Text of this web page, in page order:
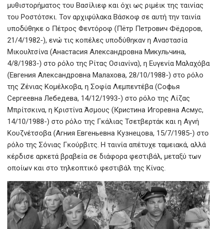
μυθιστορήματος του Βασίλιεφ και όχι ως ριμέικ της ταινίας
του Ροστότσκι. Τον αρχιφύλακα Βάσκοφ σε αυτή την ταινία
υποδύθηκε ο Πέτρος Φεντόροφ (Пётр Петрович Фёдоров,
21/4/1982-), ενώ τις κοπέλες υποδύθηκαν η Αναστασία
Μικουλτσίνα (Анастасия Александровна Микульчина,
4/8/1983-) στο ρόλο της Ρίτας Οσιανίνα), η Ευγενία Μαλαχόβα
(Евгения Александровна Малахова, 28/10/1988-) στο ρόλο
της Ζένιας Κομέλκοβα, η Σοφία Λεμπεντέβα (Софья
Сергеевна Лебедева, 14/12/1993-) στο ρόλο της Λίζας
Μπρίτσκινα, η Κριστίνα Άσμους (Кристина Игоревна Асмус,
14/10/1988-) στο ρόλο της Γκάλιας Τσετβερτάκ και η Αγνή
Κουζνέτσοβα (Агния Евгеньевна Кузнецова, 15/7/1985-) στο
ρόλο της Σόνιας Γκούρβιτς. Η ταινία απέτυχε ταμειακά, αλλά
κέρδισε αρκετά βραβεία σε διάφορα φεστιβάλ, μεταξύ των
οποίων και στο τηλεοπτικό φεστιβάλ της Κίνας.